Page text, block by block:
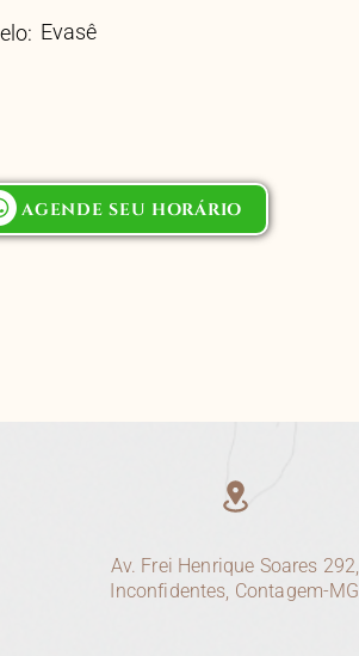
Evasê
AGENDE SEU HORÁRIO
Av. Frei Henrique Soares 292,
Inconfidentes, Contagem-MG